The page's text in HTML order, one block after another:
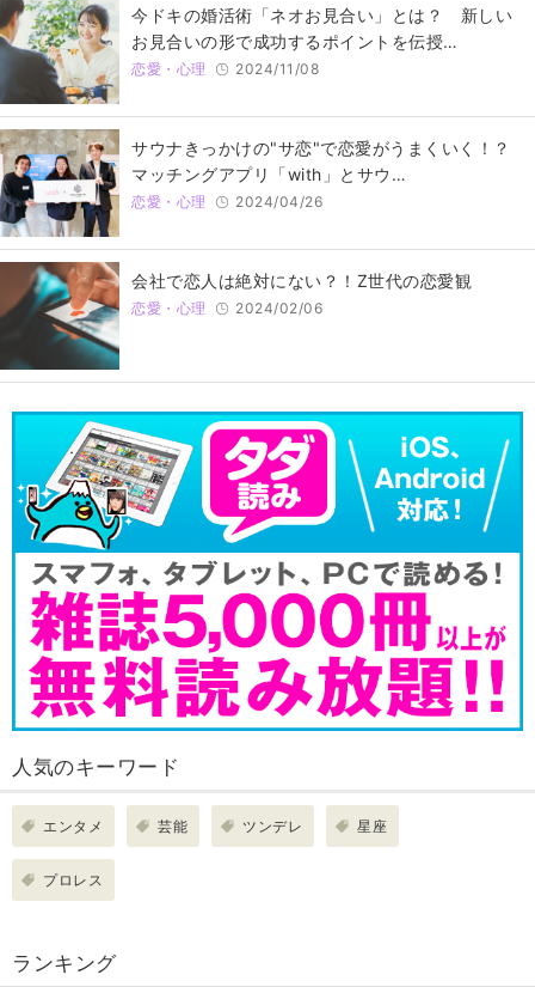
今ドキの婚活術「ネオお見合い」とは？ 新しい
お見合いの形で成功するポイントを伝授…
恋愛・心理 2024/11/08
サウナきっかけの"サ恋"で恋愛がうまくいく！？
マッチングアプリ「with」とサウ…
恋愛・心理 2024/04/26
会社で恋人は絶対にない？！Z世代の恋愛観
恋愛・心理 2024/02/06
人気のキーワード
エンタメ 芸能 ツンデレ 星座
プロレス
ランキング